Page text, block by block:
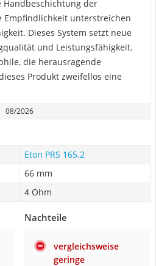
Handbeschichtung der
Empfindlichkeit unterstreichen
Dieses System setzt neue
und Leistungsfähigkeit.
die herausragende
Produkt zweifellos eine
08/2026
Eton PRS 165.2
66 mm
4 Ohm
Nachteile
vergleichsweise
geringe